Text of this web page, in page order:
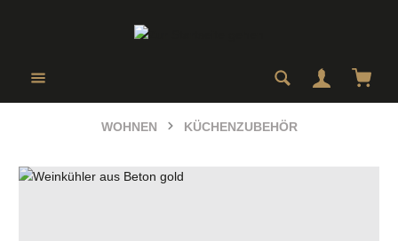
WOHNEN KÜCHENZUBEHÖR
Bildergalerie überspringen